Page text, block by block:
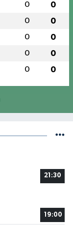
0 0
0 0
0 0
0 0
0 0
21:30
19:00